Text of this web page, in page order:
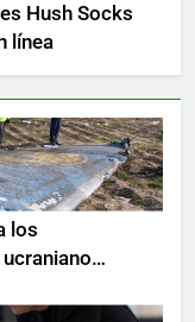
Hush Socks
línea
los